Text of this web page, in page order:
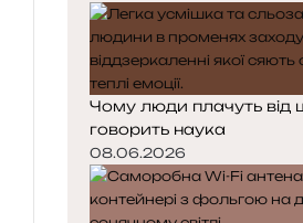
Чому люди плачуть від
говорить наука
08.06.2026